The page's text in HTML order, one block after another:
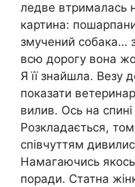
ледве втрималась
картина:
змучений собака…
всю дорогу вона
Я її знайшла. Везу
показати
вилив. Ось на
Розкладається,
співчуттям
Намагаючись
поради. Статна